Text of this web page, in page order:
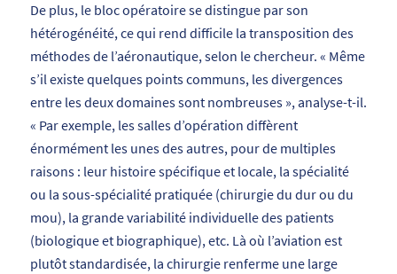
De plus, le bloc opératoire se distingue par son
hétérogénéité, ce qui rend difficile la transposition des
méthodes de l’aéronautique, selon le chercheur. « Même
s’il existe quelques points communs, les divergences
entre les deux domaines sont nombreuses», analyse-t-il.
« Par exemple, les salles d’opération diffèrent
énormément les unes des autres, pour de multiples
raisons : leur histoire spécifiqueet locale, la spécialité
ou la sous-spécialité pratiquée (chirurgie du dur ou du
mou), la grande variabilité individuelle des patients
(biologique et biographique), etc. Là où l’aviation est
plutôt standardisée, la chirurgie renferme une large